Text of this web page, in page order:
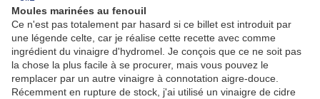
Moules marinées au fenouil
Ce n'est pas totalement par hasard si ce billet est introduit par
une légende celte, car je réalise cette recette avec comme
ingrédient du vinaigre d'hydromel. Je conçois que ce ne soit pas
la chose la plus facile à se procurer, mais vous pouvez le
remplacer par un autre vinaigre à connotation aigre-douce.
Récemment en rupture de stock, j'ai utilisé un vinaigre de cidre